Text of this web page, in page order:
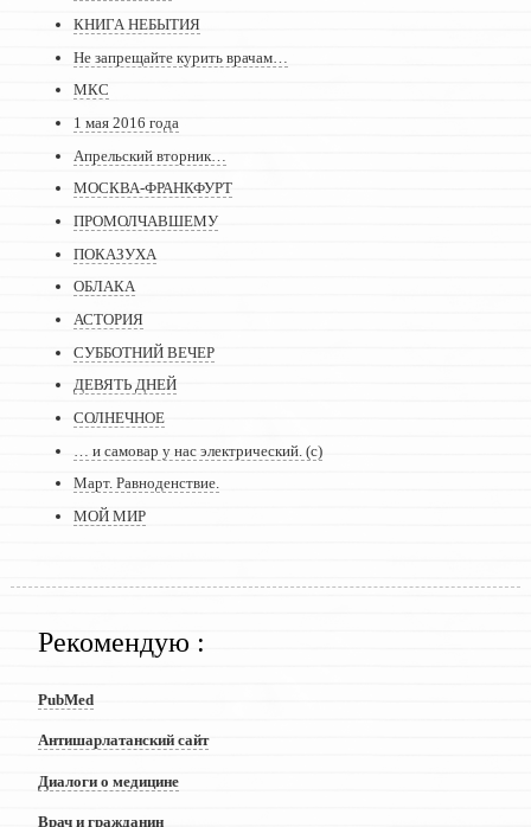
КНИГА НЕБЫТИЯ
Не запрещайте курить врачам…
МКС
1 мая 2016 года
Апрельский вторник…
МОСКВА-ФРАНКФУРТ
ПРОМОЛЧАВШЕМУ
ПОКАЗУХА
ОБЛАКА
АСТОРИЯ
СУББОТНИЙ ВЕЧЕР
ДЕВЯТЬ ДНЕЙ
СОЛНЕЧНОЕ
… и самовар у нас электрический. (с)
Март. Равноденствие.
МОЙ МИР
Рекомендую :
PubMed
Антишарлатанский сайт
Диалоги о медицине
Врач и гражданин